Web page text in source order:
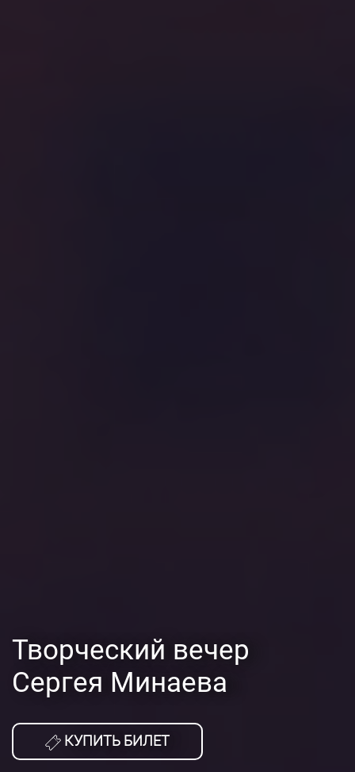
Творческий вечер
Сергея Минаева
КУПИТЬ БИЛЕТ